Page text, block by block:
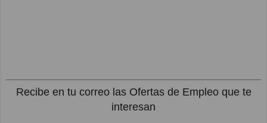
Recibe en tu correo las Ofertas de Empleo que te
interesan